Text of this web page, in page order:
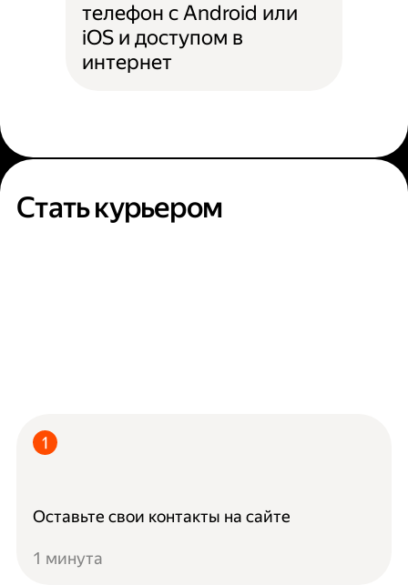
телефон с Android или
iOS и доступом в
интернет
Стать курьером
Оставьте свои контакты на сайте
1 минута